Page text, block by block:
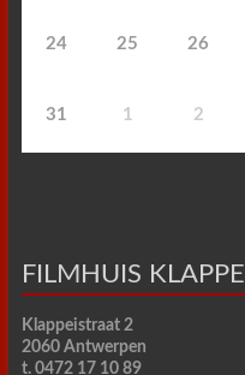
24 25 26
31 1 2
FILMHUIS KLAPPEI
Klappeistraat 2
2060 Antwerpen
t. 0472 17 10 89